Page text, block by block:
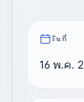
วันที่
16 พ.ค.